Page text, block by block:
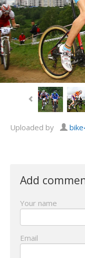
Uploaded by
Add
Your name
Email